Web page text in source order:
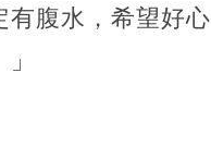
有腹水，希望好心